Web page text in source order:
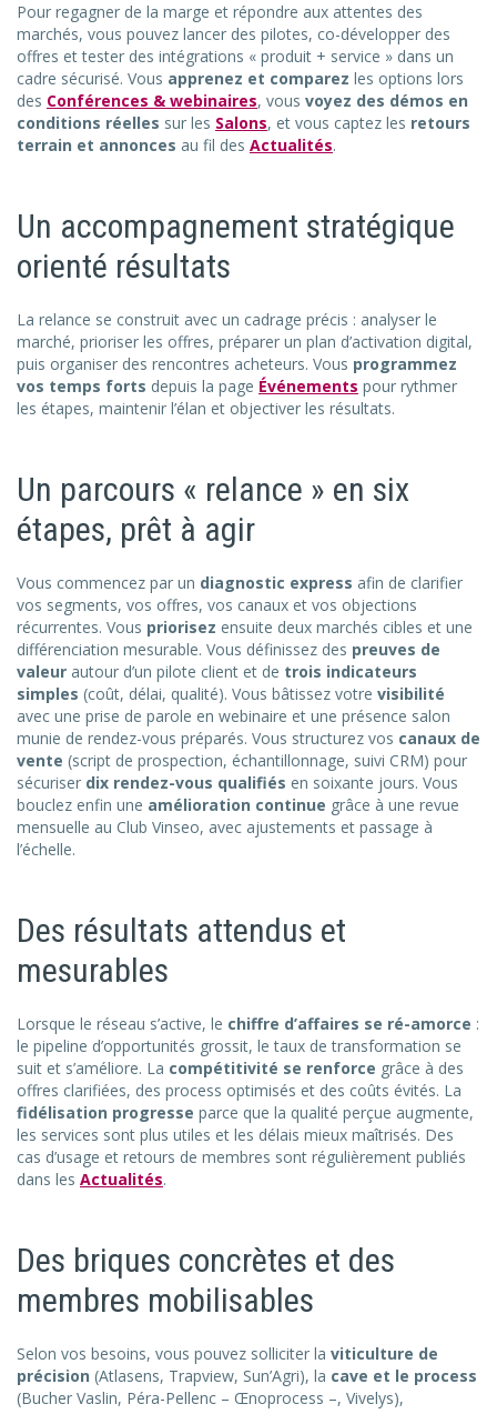
Pour regagner de la marge et répondre aux attentes des
marchés, vous pouvez lancer des pilotes, co-développer des
offres et tester des intégrations « produit + service » dans un
cadre sécurisé. Vous apprenez et comparez les options lors
des Conférences & webinaires, vous voyez des démos en
conditions réelles sur les Salons, et vous captez les retours
terrain et annonces au fil des Actualités.
Un accompagnement stratégique
orienté résultats
La relance se construit avec un cadrage précis : analyser le
marché, prioriser les offres, préparer un plan d’activation digital,
puis organiser des rencontres acheteurs. Vous programmez
vos temps forts depuis la page Événements pour rythmer
les étapes, maintenir l’élan et objectiver les résultats.
Un parcours « relance » en six
étapes, prêt à agir
Vous commencez par un diagnostic express afin de clarifier
vos segments, vos offres, vos canaux et vos objections
récurrentes. Vous priorisez ensuite deux marchés cibles et une
différenciation mesurable. Vous définissez des preuves de
valeur autour d’un pilote client et de trois indicateurs
simples (coût, délai, qualité). Vous bâtissez votre visibilité
avec une prise de parole en webinaire et une présence salon
munie de rendez-vous préparés. Vous structurez vos canaux de
vente (script de prospection, échantillonnage, suivi CRM) pour
sécuriser dix rendez-vous qualifiés en soixante jours. Vous
bouclez enfin une amélioration continue grâce à une revue
mensuelle au Club Vinseo, avec ajustements et passage à
l’échelle.
Des résultats attendus et
mesurables
Lorsque le réseau s’active, le chiffre d’affaires se ré-amorce :
le pipeline d’opportunités grossit, le taux de transformation se
suit et s’améliore. La compétitivité se renforce grâce à des
offres clarifiées, des process optimisés et des coûts évités. La
fidélisation progresse parce que la qualité perçue augmente,
les services sont plus utiles et les délais mieux maîtrisés. Des
cas d’usage et retours de membres sont régulièrement publiés
dans les Actualités.
Des briques concrètes et des
membres mobilisables
Selon vos besoins, vous pouvez solliciter la viticulture de
précision (Atlasens, Trapview, Sun’Agri), la cave et le process
(Bucher Vaslin, Péra-Pellenc – Œnoprocess –, Vivelys),